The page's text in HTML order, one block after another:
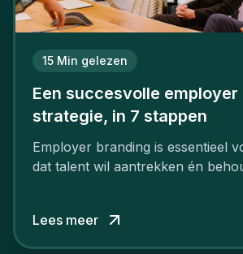
15 Min gelezen
Een succesvolle
strategie, in 7 stappen
Employer branding is essentieel
dat talent wil aantrekken én behouden.
niet van vandaag op morgen. Hoe
aan, starten met employer
Lees meer